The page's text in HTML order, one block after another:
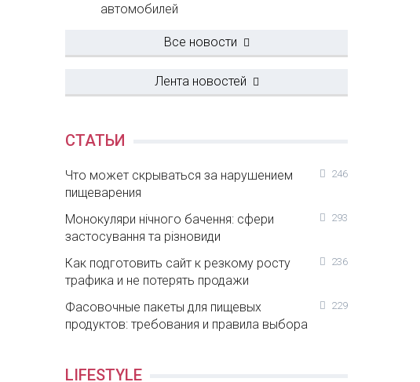
автомобилей
Все новости
Лента новостей
СТАТЬИ
Что может скрываться за нарушением
пищеварения
246
Монокуляри нічного бачення: сфери
застосування та різновиди
293
Как подготовить сайт к резкому росту
трафика и не потерять продажи
236
Фасовочные пакеты для пищевых
продуктов: требования и правила выбора
229
LIFESTYLE